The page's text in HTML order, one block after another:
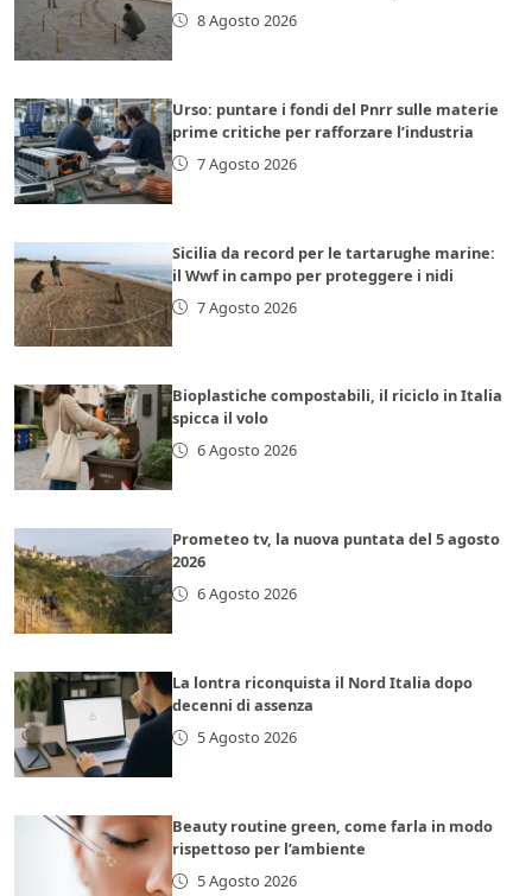
8 Agosto 2026
Urso: puntare i fondi del Pnrr sulle materie
prime critiche per rafforzare l’industria
7 Agosto 2026
Sicilia da record per le tartarughe marine:
il Wwf in campo per proteggere i nidi
7 Agosto 2026
Bioplastiche compostabili, il riciclo in Italia
spicca il volo
6 Agosto 2026
Prometeo tv, la nuova puntata del 5 agosto
2026
6 Agosto 2026
La lontra riconquista il Nord Italia dopo
decenni di assenza
5 Agosto 2026
Beauty routine green, come farla in modo
rispettoso per l’ambiente
5 Agosto 2026